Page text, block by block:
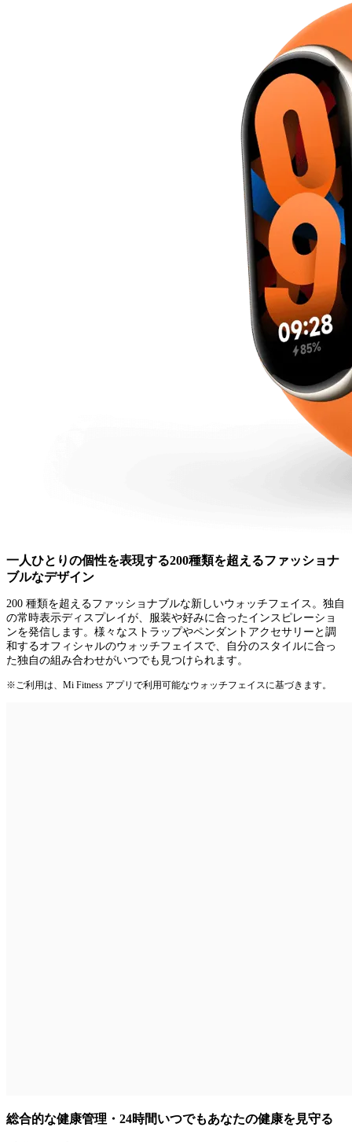
一人ひとりの個性を表現する200種類を超えるファッショナ
ブルなデザイン
200 種類を超えるファッショナブルな新しいウォッチフェイス。独自
の常時表示ディスプレイが、服装や好みに合ったインスピレーショ
ンを発信します。様々なストラップやペンダントアクセサリーと調
和するオフィシャルのウォッチフェイスで、自分のスタイルに合っ
た独自の組み合わせがいつでも見つけられます。
※ご利用は、Mi Fitness アプリで利用可能なウォッチフェイスに基づきます。
総合的な健康管理・24時間いつでもあなたの健康を見守る